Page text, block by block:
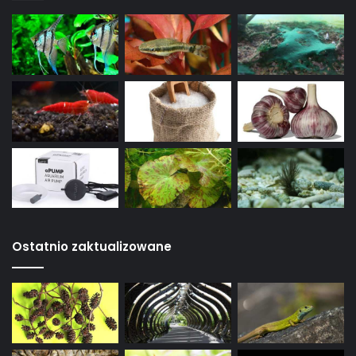
Ostatnio zaktualizowane